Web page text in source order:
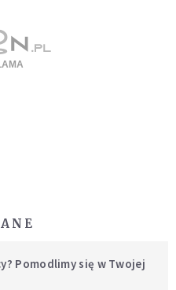
Pomodlimy się w Twojej